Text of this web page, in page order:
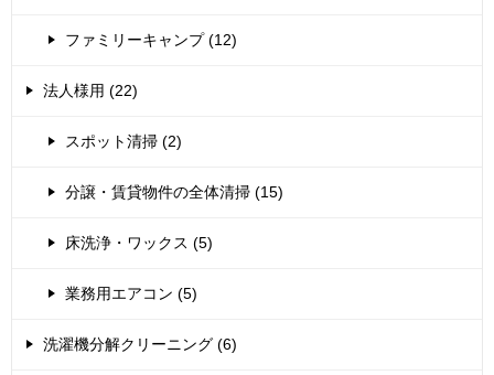
ファミリーキャンプ (12)
法人様用 (22)
スポット清掃 (2)
分譲・賃貸物件の全体清掃 (15)
床洗浄・ワックス (5)
業務用エアコン (5)
洗濯機分解クリーニング (6)